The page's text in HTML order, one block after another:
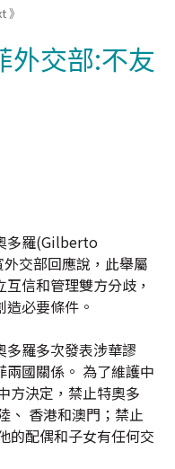
》
外交部:不友
多羅(Gilberto
交部回應說，此舉屬
信和管理雙方分歧，
必要條件。
多羅多次發表涉華謬
國關係。 為了維護中
方決定，禁止特奧多
、 香港和澳門；禁止
的配偶和子女有任何交